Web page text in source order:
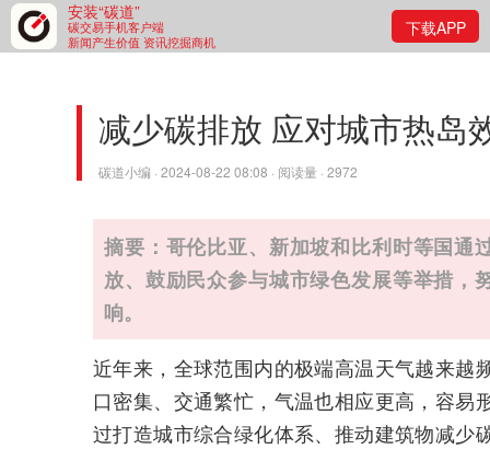
安装“碳道”
碳交易手机客户端
新闻产生价值 资讯挖掘商机
下载APP
减少碳排放 应对城市热岛
碳道小编 · 2024-08-22 08:08 · 阅读量 · 2972
摘要：哥伦比亚、新加坡和比利时等国通
放、鼓励民众参与城市绿色发展等举措，
响。
近年来，全球范围内的极端高温天气越来越
口密集、交通繁忙，气温也相应更高，容
过打造城市综合绿化体系、推动建筑物减少